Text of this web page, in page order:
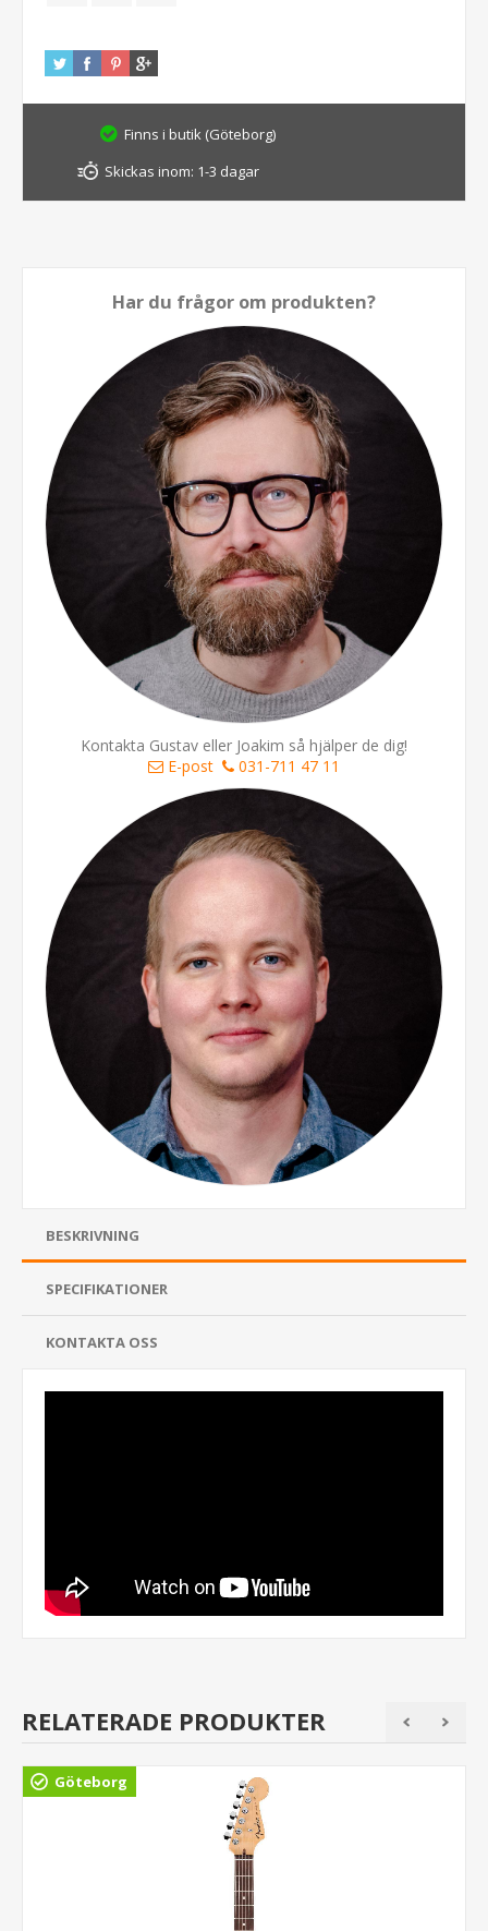
Finns i butik (Göteborg)
Skickas inom: 1-3 dagar
Har du frågor om produkten?
Kontakta Gustav eller Joakim så hjälper de dig!
E-post
031-711 47 11
BESKRIVNING
SPECIFIKATIONER
KONTAKTA OSS
RELATERADE PRODUKTER
Göteborg